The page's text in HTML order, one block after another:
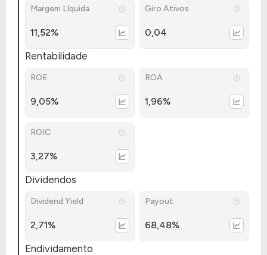
Margem Líquida
11,52%
Giro Ativos
0,04
Rentabilidade
ROE
9,05%
ROA
1,96%
ROIC
3,27%
Dividendos
Dividend Yield
2,71%
Payout
68,48%
Endividamento